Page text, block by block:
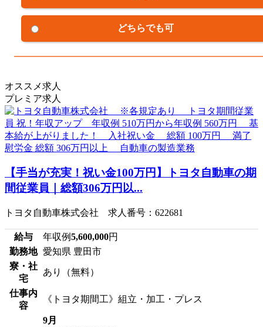
どちらでも可
オススメ求人
プレミア求人
【手当が充実！祝い金100万円】トヨタ自動車の期
間従業員｜総額306万円以...
トヨタ自動車株式会社 求人番号：622681
給与 年収例5,600,000円
勤務地 愛知県 豊田市
寮・社
宅
あり（無料）
仕事内
容
《トヨタ期間工》組立・加工・プレス
9月